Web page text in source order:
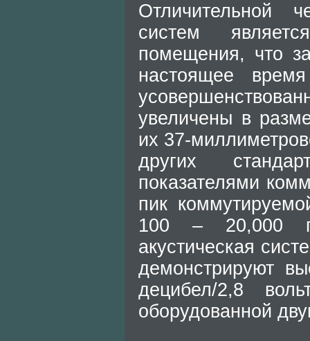
Отличительной
систем
помещения, что
настоящее
увеличены в
их 37-
других
показателями
пик
100 – 20,000
акустическая
демонстрируют
децибел/2,8
оборудованной